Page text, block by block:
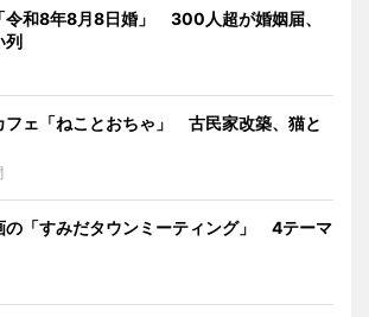
令和8年8月8日婚」 300人超が婚姻届、
列
フェ「ねことおちゃ」 古民家改築、猫と
の「すみだタウンミーティング」 4テーマ